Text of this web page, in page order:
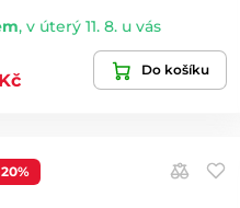
, v úterý 11. 8. u vás
Do košíku